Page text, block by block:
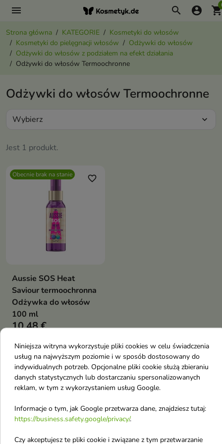
menu search account_circle
Strona główna KATEGORIE
Kosmetyki do włosów
Kosmetyki do pielęgnacji włosów
Odżywki do włosów
Odżywki do włosów z podziałem na efekt działania
Odżywki do włosów Termoochronne
Odżywki do włosów z podziałem na
efekt działania
Odżywki do włosów Nabłyszczające
Odżywki do włosów Termoochronne
Jest 1 produkt.
Wybierz expand_more
Obecnie brak na stanie favorite_border
Aussie SOS Heat
Saviour termoochronna
Odżywka do włosów
100 ml
10,48 €
Pokazano 1-1 z 1 pozycji
Niniejsza witryna wykorzystuje pliki cookies w celu świadczenia
usług na najwyższym poziomie i w sposób dostosowany do
indywidualnych potrzeb. Opcjonalne pliki cookie służą zbieraniu
danych statystycznych lub dostarczaniu spersonalizowanych
reklam, w tym z wykorzystaniem usług Google.
Informacje o tym, jak Google przetwarza dane, znajdziesz tutaj:
https://business.safety.google/privacy/.
Czy akceptujesz te pliki cookie i związane z tym przetwarzanie